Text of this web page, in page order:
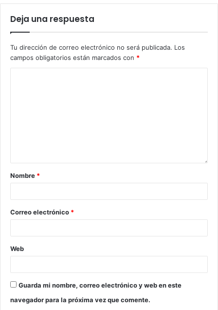
Deja una respuesta
Tu dirección de correo electrónico no será publicada. Los
campos obligatorios están marcados con *
Nombre *
Correo electrónico *
Web
Guarda mi nombre, correo electrónico y web en este
navegador para la próxima vez que comente.